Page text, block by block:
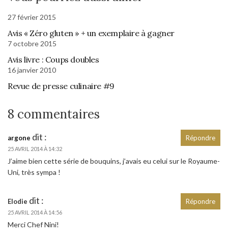
27 février 2015
Avis « Zéro gluten » + un exemplaire à gagner
7 octobre 2015
Avis livre : Coups doubles
16 janvier 2010
Revue de presse culinaire #9
8 commentaires
argone dit :
25 AVRIL 2014 À 14:32
J’aime bien cette série de bouquins, j’avais eu celui sur le Royaume-
Uni, très sympa !
Répondre
Elodie dit :
25 AVRIL 2014 À 14:56
Merci Chef Nini!
Répondre